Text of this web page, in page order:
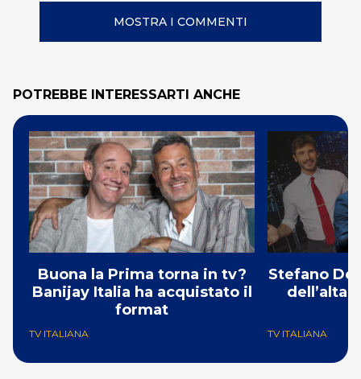
MOSTRA I COMMENTI
POTREBBE INTERESSARTI ANCHE
Buona la Prima torna in tv?
Banijay Italia ha acquistato il
format
TV ITALIANA
Stefano
TV ITALIANA